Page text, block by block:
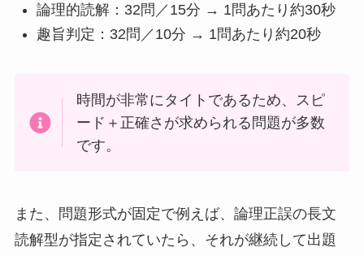
論理的読解：32問／15分 → 1問あたり約30秒
趣旨判定：32問／10分 → 1問あたり約20秒
時間が非常にタイトであるため、スピ
ード＋正確さが求められる問題が多数
です。
また、問題形式が固定で例えば、論理正誤の長文
読解型が指定されていたら、それが継続して出題